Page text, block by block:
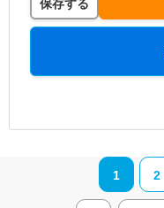
保存する
1 2